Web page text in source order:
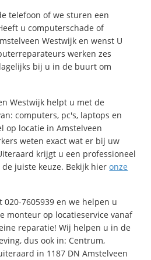
telefoon of we sturen een
u computerschade of
Westwijk en wenst U
werken zes
bij u in de buurt om
Westwijk helpt u met de
computers, pc's, laptops en
op locatie in Amstelveen
weten exact wat er bij uw
krijgt u een professioneel
juiste keuze. Bekijk hieronze
7605939 en we helpen u
monteur op locatieservice vanaf
reparatie! Wij helpen u in de
dus ook in: Centrum,
in 1187 DN Amstelveen